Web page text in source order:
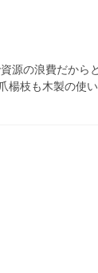
源の浪費だから
楊枝も木製の使